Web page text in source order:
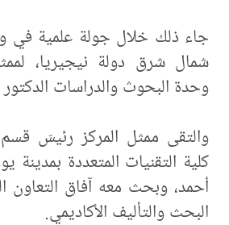
جاء ذلك خلال جولة علمية في
شمال شرق دولة نيجيريا،
وحدة البحوث والدراسات الدكتور
والتقى ممثل المركز رئيسَ قسم
كلية التقنيات المتعددة بمدينة
أحمد، وبحث معه آفاق التعاون
البحث والتأليف الأكاديمي.